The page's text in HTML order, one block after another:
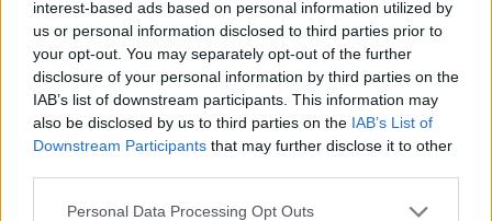
interest-based ads based on personal information utilized by
us or personal information disclosed to third parties prior to
your opt-out. You may separately opt-out of the further
disclosure of your personal information by third parties on the
IAB’s list of downstream participants. This information may
also be disclosed by us to third parties on the IAB’s List of
Downstream Participants that may further disclose it to other
Personal Data Processing Opt Outs
Município de Góis entrega Kits
Comunitários às famílias no âmbito
do projeto “Acolher em Comunidade”